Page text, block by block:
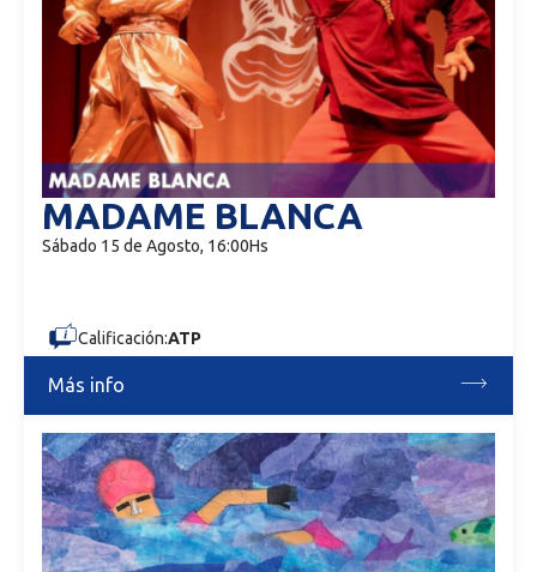
MADAME BLANCA
Sábado 15 de Agosto, 16:00Hs
Calificación:ATP
Más info